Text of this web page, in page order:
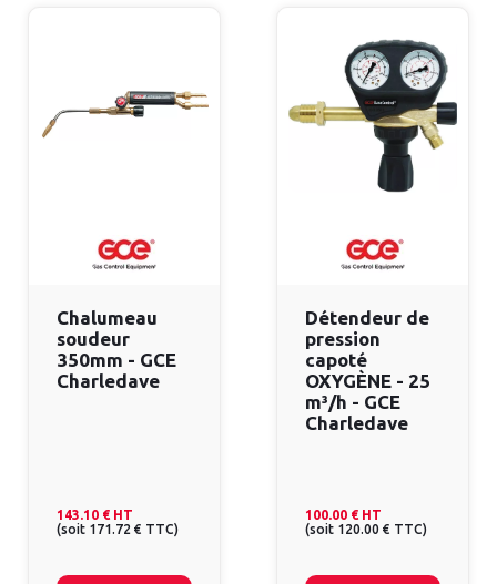
Chalumeau
soudeur
350mm - GCE
Charledave
143.10 € HT
(soit 171.72 € TTC)
Détendeur de
pression
capoté
OXYGÈNE - 25
m³/h - GCE
Charledave
100.00 € HT
(soit 120.00 € TTC)